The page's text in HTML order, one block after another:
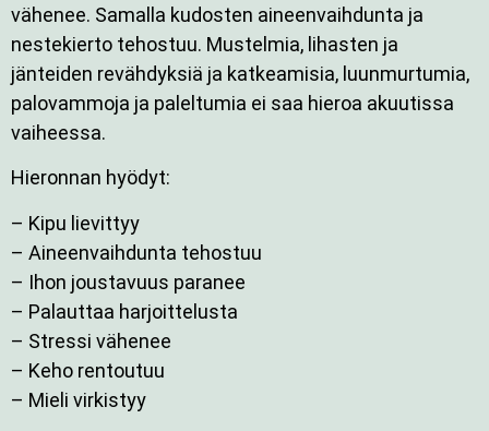
vähenee. Samalla kudosten aineenvaihdunta ja
nestekierto tehostuu. Mustelmia, lihasten ja
jänteiden revähdyksiä ja katkeamisia, luunmurtumia,
palovammoja ja paleltumia ei saa hieroa akuutissa
vaiheessa.
Hieronnan hyödyt:
– Kipu lievittyy
– Aineenvaihdunta tehostuu
– Ihon joustavuus paranee
– Palauttaa harjoittelusta
– Stressi vähenee
– Keho rentoutuu
– Mieli virkistyy